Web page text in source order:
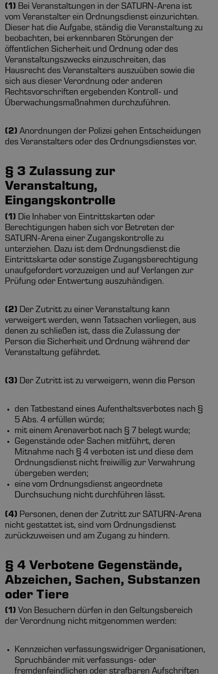
(1) Bei Veranstaltungen in der SATURN-Arena ist
vom Veranstalter ein Ordnungsdienst einzurichten.
Dieser hat die Aufgabe, ständig die Veranstaltung zu
beobachten, bei erkennbaren Störungen der
öffentlichen Sicherheit und Ordnung oder des
Veranstaltungszwecks einzuschreiten, das
Hausrecht des Veranstalters auszuüben sowie die
sich aus dieser Verordnung oder anderen
Rechtsvorschriften ergebenden Kontroll- und
Überwachungsmaßnahmen durchzuführen.
(2) Anordnungen der Polizei gehen Entscheidungen
des Veranstalters oder des Ordnungsdienstes vor.
§ 3 Zulassung zur
Veranstaltung,
Eingangskontrolle
(1) Die Inhaber von Eintrittskarten oder
Berechtigungen haben sich vor Betreten der
SATURN-Arena einer Zugangskontrolle zu
unterziehen. Dazu ist dem Ordnungsdienst die
Eintrittskarte oder sonstige Zugangsberechtigung
unaufgefordert vorzuzeigen und auf Verlangen zur
Prüfung oder Entwertung auszuhändigen.
(2) Der Zutritt zu einer Veranstaltung kann
verweigert werden, wenn Tatsachen vorliegen, aus
denen zu schließen ist, dass die Zulassung der
Person die Sicherheit und Ordnung während der
Veranstaltung gefährdet.
(3) Der Zutritt ist zu verweigern, wenn die Person
den Tatbestand eines Aufenthaltsverbotes nach §
5 Abs. 4 erfüllen würde;
mit einem Arenaverbot nach § 7 belegt wurde;
Gegenstände oder Sachen mitführt, deren
Mitnahme nach § 4 verboten ist und diese dem
Ordnungsdienst nicht freiwillig zur Verwahrung
übergeben werden;
eine vom Ordnungsdienst angeordnete
Durchsuchung nicht durchführen lässt.
(4) Personen, denen der Zutritt zur SATURN-Arena
nicht gestattet ist, sind vom Ordnungsdienst
zurückzuweisen und am Zugang zu hindern.
§ 4 Verbotene Gegenstände,
Abzeichen, Sachen, Substanzen
oder Tiere
(1) Von Besuchern dürfen in den Geltungsbereich
der Verordnung nicht mitgenommen werden:
Kennzeichen verfassungswidriger Organisationen,
Spruchbänder mit verfassungs- oder
fremdenfeindlichen oder strafbaren Aufschriften